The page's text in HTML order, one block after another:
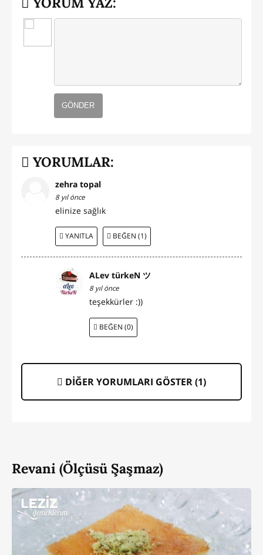
GÖNDER
YORUMLAR:
zehra topal
8 yıl önce
elinize sağlık
YANITLA BEĞEN (1)
ALev türkeN ツ
8 yıl önce
teşekkürler :))
BEĞEN (0)
DİĞER YORUMLARI GÖSTER (1)
Revani (Ölçüsü Şaşmaz)